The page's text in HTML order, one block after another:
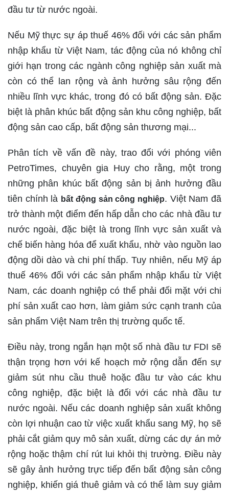
đầu tư từ nước ngoài.
Nếu Mỹ thực sự áp thuế 46% đối với các sản phẩm
nhập khẩu từ Việt Nam, tác động của nó không chỉ
giới hạn trong các ngành công nghiệp sản xuất mà
còn có thể lan rộng và ảnh hưởng sâu rộng đến
nhiều lĩnh vực khác, trong đó có bất động sản. Đặc
biệt là phân khúc bất động sản khu công nghiệp, bất
động sản cao cấp, bất động sản thương mại...
Phân tích về vấn đề này, trao đổi với phóng viên
PetroTimes, chuyên gia Huy cho rằng, một trong
những phân khúc bất động sản bị ảnh hưởng đầu
tiên chính là bất động sản công nghiệp. Việt Nam đã
trở thành một điểm đến hấp dẫn cho các nhà đầu tư
nước ngoài, đặc biệt là trong lĩnh vực sản xuất và
chế biến hàng hóa để xuất khẩu, nhờ vào nguồn lao
động dồi dào và chi phí thấp. Tuy nhiên, nếu Mỹ áp
thuế 46% đối với các sản phẩm nhập khẩu từ Việt
Nam, các doanh nghiệp có thể phải đối mặt với chi
phí sản xuất cao hơn, làm giảm sức cạnh tranh của
sản phẩm Việt Nam trên thị trường quốc tế.
Điều này, trong ngắn hạn một số nhà đầu tư FDI sẽ
thận trọng hơn với kế hoạch mở rộng dẫn đến sự
giảm sút nhu cầu thuê hoặc đầu tư vào các khu
công nghiệp, đặc biệt là đối với các nhà đầu tư
nước ngoài. Nếu các doanh nghiệp sản xuất không
còn lợi nhuận cao từ việc xuất khẩu sang Mỹ, họ sẽ
phải cắt giảm quy mô sản xuất, dừng các dự án mở
rộng hoặc thậm chí rút lui khỏi thị trường. Điều này
sẽ gây ảnh hưởng trực tiếp đến bất động sản công
nghiệp, khiến giá thuê giảm và có thể làm suy giảm